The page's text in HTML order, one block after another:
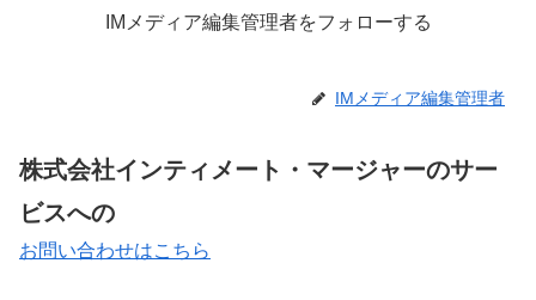
IMメディア編集管理者をフォローする
IMメディア編集管理者
株式会社インティメート・マージャーのサー
ビスへの
お問い合わせはこちら